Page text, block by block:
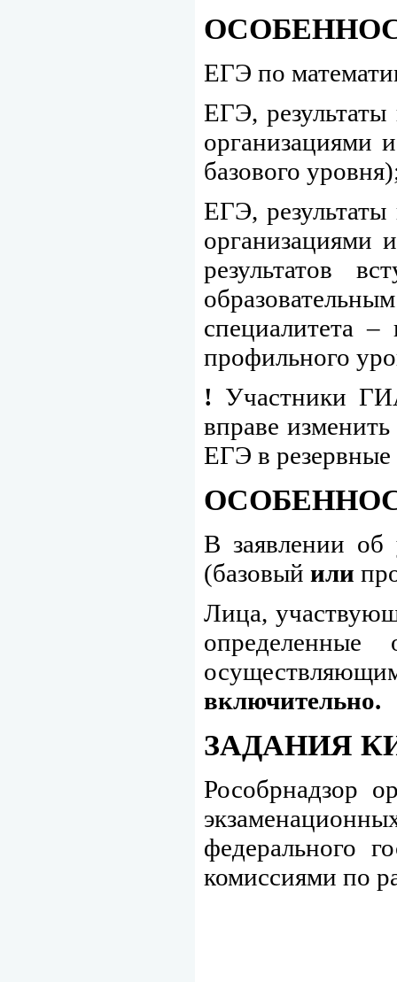
ЕГЭ по
ЕГЭ, результаты
организациями
базового
ЕГЭ, результаты
организациями
результатов
специалитета
профильного
! Участники
вправе
ЕГЭ в резервные
В заявлении
(базовый или
Лица,
определенные
включительно.
ЗАДАНИЯ
Рособрнадзор
федерального
комиссиями по